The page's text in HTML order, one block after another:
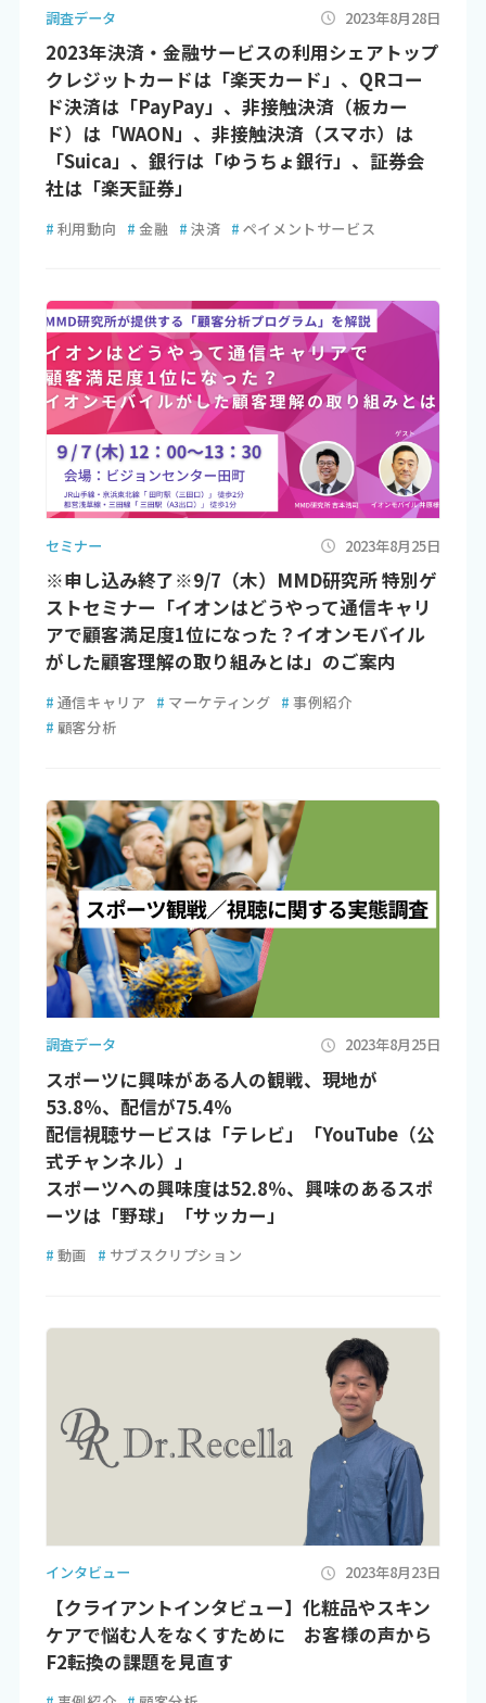
調査データ 2023年8月28日
2023年決済・金融サービスの利用シェアトップ
クレジットカードは「楽天カード」、QRコー
ド決済は「PayPay」、非接触決済（板カー
ド）は「WAON」、非接触決済（スマホ）は
「Suica」、銀行は「ゆうちょ銀行」、証券会
社は「楽天証券」
# 利用動向 # 金融 # 決済 # ペイメントサービス
セミナー 2023年8月25日
※申し込み終了※9/7（木）MMD研究所 特別ゲ
ストセミナー「イオンはどうやって通信キャリ
アで顧客満足度1位になった？イオンモバイル
がした顧客理解の取り組みとは」のご案内
# 通信キャリア # マーケティング # 事例紹介
# 顧客分析
調査データ 2023年8月25日
スポーツに興味がある人の観戦、現地が
53.8％、配信が75.4％
配信視聴サービスは「テレビ」「YouTube（公
式チャンネル）」
スポーツへの興味度は52.8％、興味のあるスポ
ーツは「野球」「サッカー」
# 動画 # サブスクリプション
インタビュー 2023年8月23日
【クライアントインタビュー】化粧品やスキン
ケアで悩む人をなくすために お客様の声から
F2転換の課題を見直す